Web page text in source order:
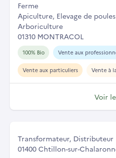
Ferme
Apiculture, Elevage de
Arboriculture
01310 MONTRACOL
100% Bio Vente aux
Vente aux particuliers Vente à
Voir
Transformateur, Distributeur
01400 Chtillon-sur-